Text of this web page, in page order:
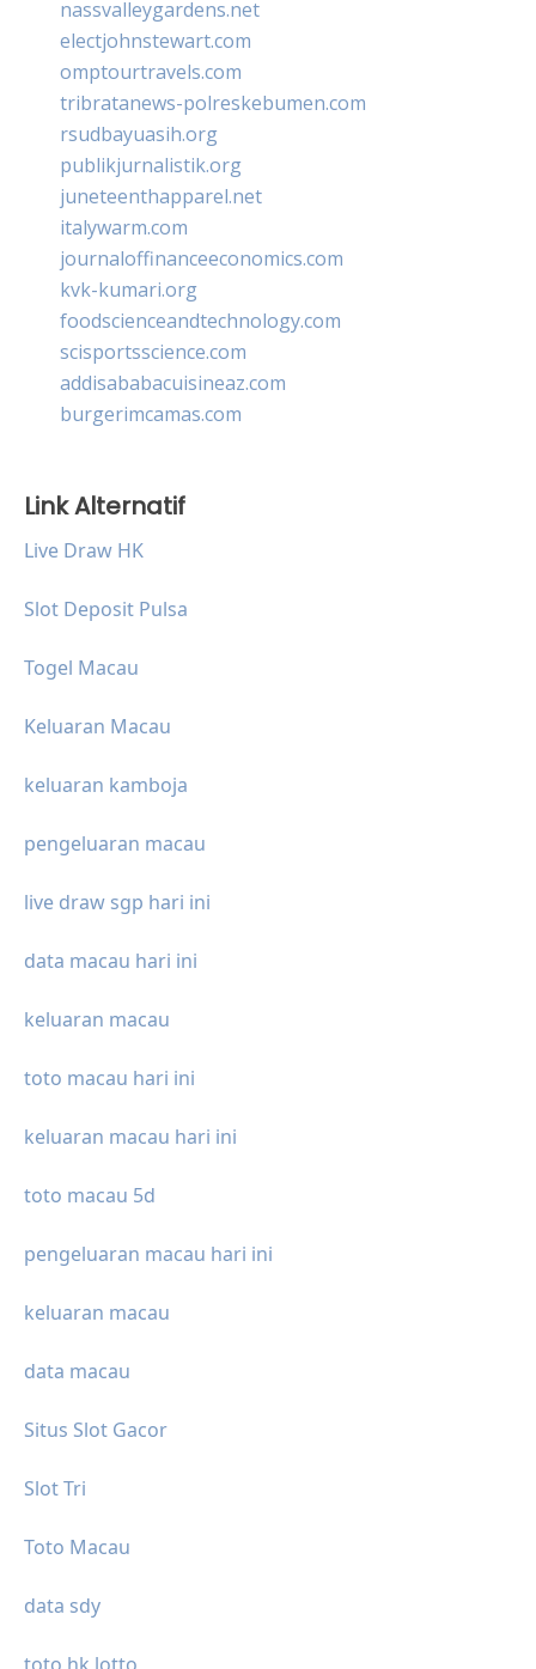
nassvalleygardens.net
electjohnstewart.com
omptourtravels.com
tribratanews-polreskebumen.com
rsudbayuasih.org
publikjurnalistik.org
juneteenthapparel.net
italywarm.com
journaloffinanceeconomics.com
kvk-kumari.org
foodscienceandtechnology.com
scisportsscience.com
addisababacuisineaz.com
burgerimcamas.com
Link Alternatif
Live Draw HK
Slot Deposit Pulsa
Togel Macau
Keluaran Macau
keluaran kamboja
pengeluaran macau
live draw sgp hari ini
data macau hari ini
keluaran macau
toto macau hari ini
keluaran macau hari ini
toto macau 5d
pengeluaran macau hari ini
keluaran macau
data macau
Situs Slot Gacor
Slot Tri
Toto Macau
data sdy